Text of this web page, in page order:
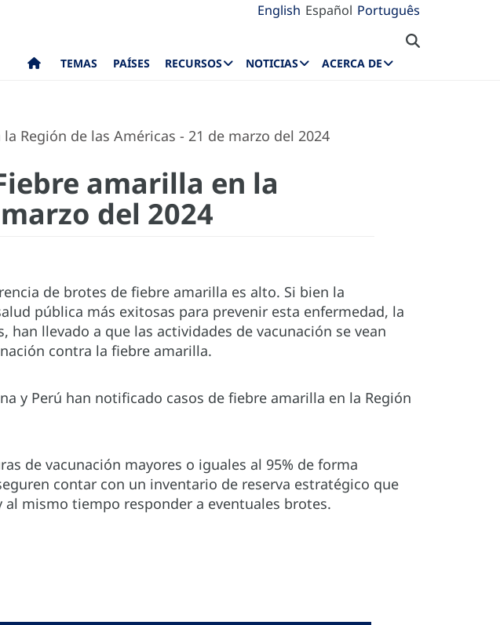
English Español Português
TEMAS PAÍSES RECURSOS NOTICIAS ACERCA DE
Región de las Américas - 21 de marzo del 2024
amarilla en la
del 2024
de brotes de fiebre amarilla es alto. Si bien la
pública más exitosas para prevenir esta enfermedad, la
han llevado a que las actividades de vacunación se vean
contra la fiebre amarilla.
y Perú han notificado casos de fiebre amarilla en la Región
de vacunación mayores o iguales al 95% de forma
contar con un inventario de reserva estratégico que
mismo tiempo responder a eventuales brotes.